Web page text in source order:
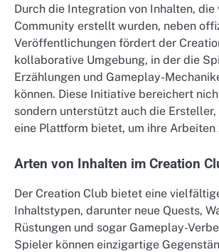
Durch die Integration von Inhalten, die
Community erstellt wurden, neben
Veröffentlichungen fördert der
kollaborative Umgebung, in der die
Erzählungen und Gameplay-
können. Diese Initiative bereichert
sondern unterstützt auch die Ersteller,
eine Plattform bietet, um ihre Arbeiten
Arten von Inhalten im Creation
Der Creation Club bietet eine
Inhaltstypen, darunter neue Quests,
Rüstungen und sogar Gameplay-
Spieler können einzigartige